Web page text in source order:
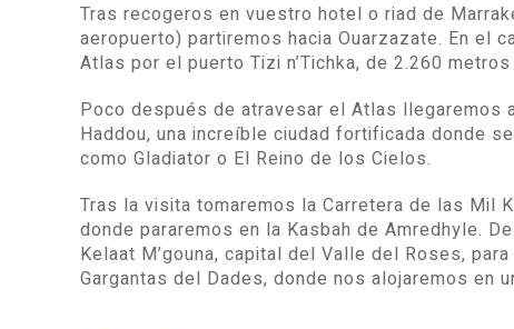
Tras recogeros en vuestro hotel o riad de
aeropuerto) partiremos hacia Ouarzazate. En el
Atlas por el puerto Tizi n’Tichka, de 2.260
Poco después de atravesar el Atlas llegaremos
Haddou, una increíble ciudad fortificada donde
como Gladiator o El Reino de los Cielos.
Tras la visita tomaremos la Carretera de las Mil
donde pararemos en la Kasbah de Amredhyle.
Kelaat M’gouna, capital del Valle del Roses,
Gargantas del Dades, donde nos alojaremos en